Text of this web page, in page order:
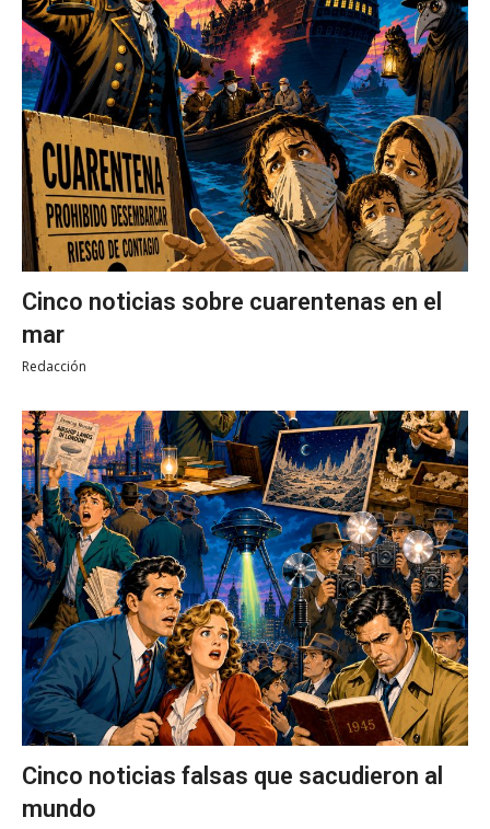
Cinco noticias sobre cuarentenas en el
mar
Redacción
Cinco noticias falsas que sacudieron al
mundo